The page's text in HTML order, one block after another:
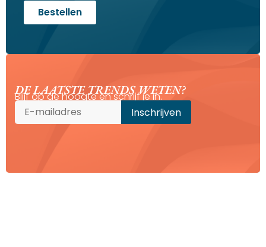
Bestellen
DE LAATSTE TRENDS WETEN?
Blijf op de hoogte en schrijf je in.